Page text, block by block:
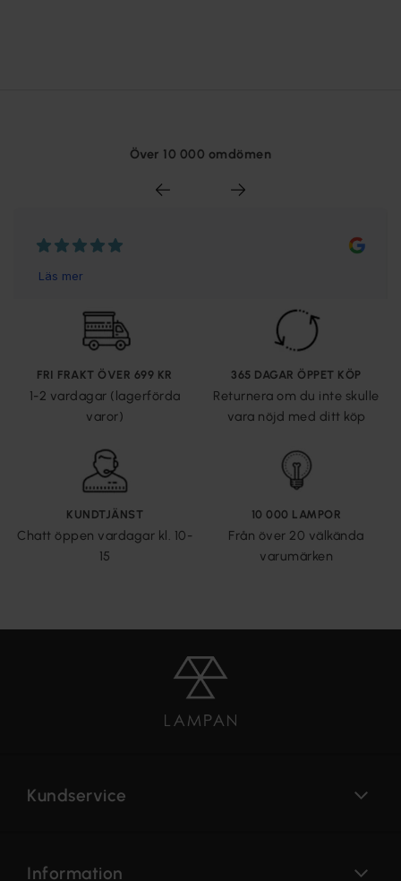
Över 10 000 omdömen
FRI FRAKT ÖVER 699 KR
1-2 vardagar (lagerförda
varor)
365 DAGAR ÖPPET KÖP
Returnera om du inte skulle
vara nöjd med ditt köp
KUNDTJÄNST
Chatt öppen vardagar kl. 10-
15
10 000 LAMPOR
Från över 20 välkända
varumärken
Kundservice
Information